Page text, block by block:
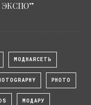
ЭКСПО”
МОДНАЯСЕТЬ
PHOTO
МОДАРУ